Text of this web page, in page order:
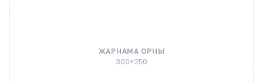
ЖАРНАМА ОРНЫ
300×250